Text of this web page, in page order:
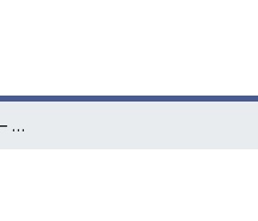
Южный край. – 1894. – 15 августа (№ 4675)